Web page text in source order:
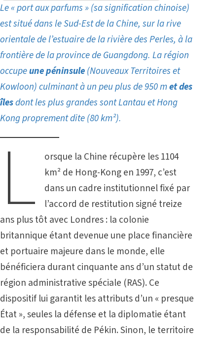
Le « port aux parfums » (sa signification chinoise)
est situé dans le Sud-Est de la Chine, sur la rive
orientale de l’estuaire de la rivière des Perles, à la
frontière de la province de Guangdong. La région
occupeune péninsule(Nouveaux Territoires et
Kowloon) culminant à un peu plus de 950 met des
îlesdont les plus grandes sont Lantau et Hong
Kong proprement dite (80 km²).
L
orsque la Chine récupère les 1104
km² de Hong-Kong en 1997, c’est
dans un cadre institutionnel fixé par
l’accord de restitution signé treize
ans plus tôt avec Londres : la colonie
britannique étant devenue une place financière
et portuaire majeure dans le monde, elle
bénéficiera durant cinquante ans d’un statut de
région administrative spéciale (RAS). Ce
dispositif lui garantit les attributs d’un « presque
État », seules la défense et la diplomatie étant
de la responsabilité de Pékin. Sinon, le territoire